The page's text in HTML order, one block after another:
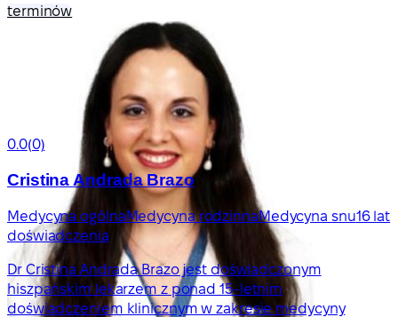
terminów
0.0(0)
Cristina Andrada Brazo
Medycyna ogólnaMedycyna rodzinnaMedycyna snu16 lat
doświadczenia
Dr Cristina Andrada Brazo jest doświadczonym
hiszpańskim lekarzem z ponad 15-letnim
doświadczeniem klinicznym w zakresie medycyny